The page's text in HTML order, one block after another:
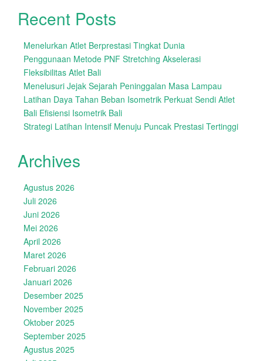
Recent Posts
Menelurkan Atlet Berprestasi Tingkat Dunia
Penggunaan Metode PNF Stretching Akselerasi
Fleksibilitas Atlet Bali
Menelusuri Jejak Sejarah Peninggalan Masa Lampau
Latihan Daya Tahan Beban Isometrik Perkuat Sendi Atlet
Bali Efisiensi Isometrik Bali
Strategi Latihan Intensif Menuju Puncak Prestasi Tertinggi
Archives
Agustus 2026
Juli 2026
Juni 2026
Mei 2026
April 2026
Maret 2026
Februari 2026
Januari 2026
Desember 2025
November 2025
Oktober 2025
September 2025
Agustus 2025